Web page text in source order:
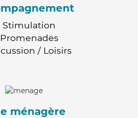
Stimulation
Promenades
/ Loisirs
ménagère